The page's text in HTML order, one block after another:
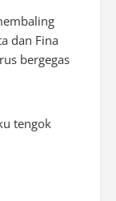
dan Fina
bergegas
tengok